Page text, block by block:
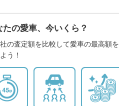
たの愛車、今いくら？
の査定額を比較して愛車の最高額を
う！